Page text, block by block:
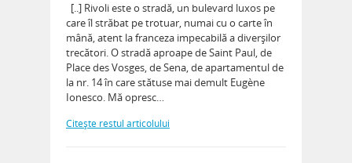
[..] Rivoli este o stradă, un bulevard luxos pe
care îl străbat pe trotuar, numai cu o carte în
mână, atent la franceza impecabilă a diverșilor
trecători. O stradă aproape de Saint Paul, de
Place des Vosges, de Sena, de apartamentul de
la nr. 14 în care stătuse mai demult Eugène
Ionesco. Mă opresc…
Citeşte restul articolului